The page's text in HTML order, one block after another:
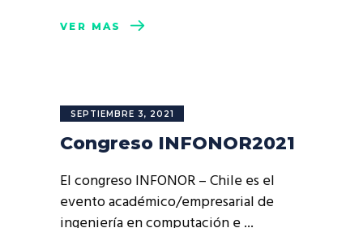
VER MÁS
SEPTIEMBRE 3, 2021
Congreso INFONOR2021
El congreso INFONOR – Chile es el
evento académico/empresarial de